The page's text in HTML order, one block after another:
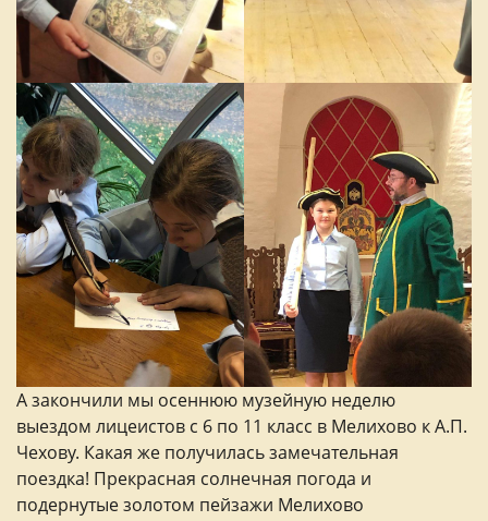
А закончили мы осеннюю музейную неделю
выездом лицеистов с 6 по 11 класс в Мелихово к А.П.
Чехову. Какая же получилась замечательная
поездка! Прекрасная солнечная погода и
подернутые золотом пейзажи Мелихово